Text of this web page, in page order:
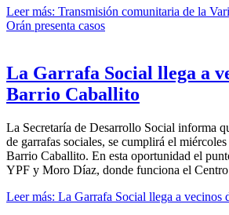
Leer más: Transmisión comunitaria de la
Orán presenta casos
La Garrafa Social llega a
Barrio Caballito
La Secretaría de Desarrollo Social informa
de garrafas sociales, se cumplirá el
Barrio Caballito. En esta oportunidad el
YPF y Moro Díaz, donde funciona el
Leer más: La Garrafa Social llega a vecinos